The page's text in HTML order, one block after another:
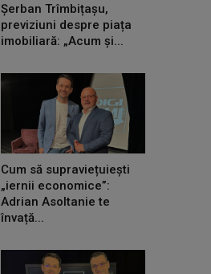
Șerban Trîmbițașu,
previziuni despre piața
imobiliară: „Acum și...
Cum să supraviețuiești
„iernii economice”:
Adrian Asoltanie te
învață...